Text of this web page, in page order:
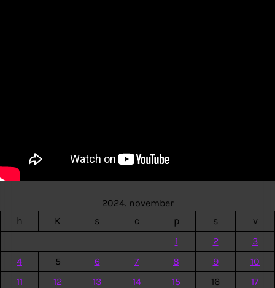
2024. november
h
K s c p s
v
1
2
3
4
5 6 7 8 9
10
11
12 13 14 15 16
17